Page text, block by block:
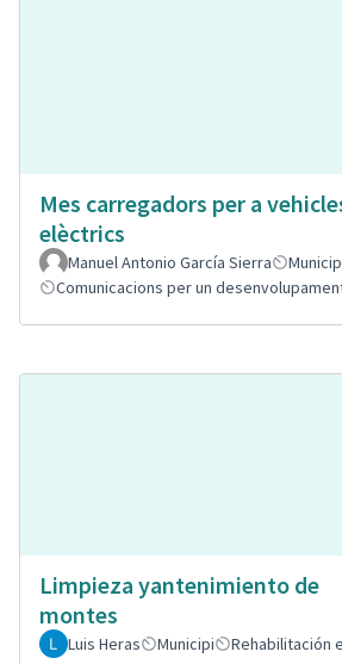
Mes carregadors per a
elèctrics
Manuel Antonio García Sierra
Comunicacions per un
Limpieza yantenimiento de
montes
Luis Heras Municipi Rehabilitación